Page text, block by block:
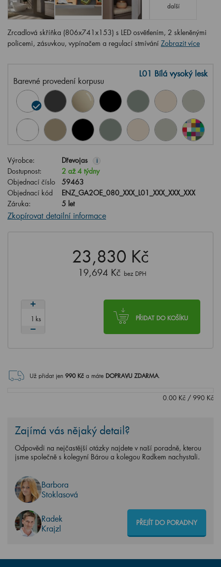
další
Zrcadlová skříňka (806x741x153) s LED osvětlením, 2 skleněnými
policemi, zásuvkou, vypínačem a regulací stmívání Zobrazit více
Barevné provedení korpusu
L01 Bílá vysoký lesk
Výrobce: Dřevojas i
Dostupnost:
2 až 4 týdny
Objednací číslo
59463
Objednací kód
ENZ_GA2OE_080_XXX_L01_XXX_XXX_XXX
Záruka:
5 let
Zkopírovat detailní informace
23,830 Kč
19,694 Kč bez DPH
PŘIDAT DO KOŠÍKU
ks
Už přidat jen 990Kč a máte DOPRAVU ZDARMA.
0.00 Kč / 990 Kč
Zajímá vás nějaký detail?
Odpovědi na nejčastější otázky najdete v naší poradně, kterou
jsme společně s kolegyní Bárou a kolegou Radkem nachystali.
Barbora
Stoklasová
Radek
Krajzl
PŘEJÍT DO PORADNY